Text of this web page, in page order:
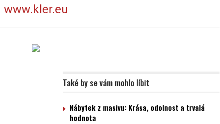
www.kler.eu
Také by se vám mohlo líbit
Nábytek z masivu: Krása, odolnost a trvalá
hodnota